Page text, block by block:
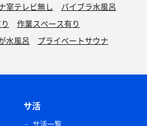
室テレビ無し
バイブラ水風呂
作業スペース有り
水風呂 プライベートサウナ
サ活